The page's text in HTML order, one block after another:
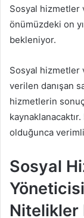
Sosyal hizmetler
önümüzdeki on
bekleniyor.
Sosyal hizmetler
verilen danışan
hizmetlerin
kaynaklanacaktır.
olduğunca
Sosyal
Nitelikler